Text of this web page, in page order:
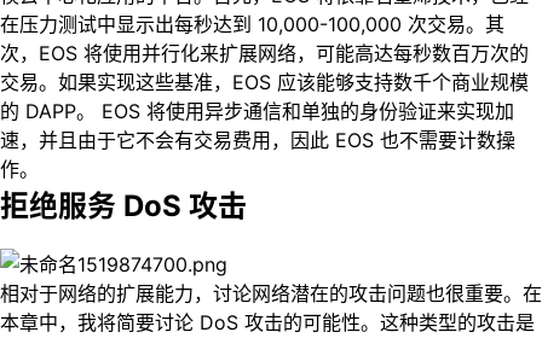
在压力测试中显示出每秒达到 10,000-100,000 次交易。其
次，EOS 将使用并行化来扩展网络，可能高达每秒数百万次的
交易。如果实现这些基准，EOS 应该能够支持数千个商业规模
的 DAPP。 EOS 将使用异步通信和单独的身份验证来实现加
速，并且由于它不会有交易费用，因此 EOS 也不需要计数操
作。
拒绝服务 DoS 攻击
相对于网络的扩展能力，讨论网络潜在的攻击问题也很重要。在
本章中，我将简要讨论 DoS 攻击的可能性。这种类型的攻击是